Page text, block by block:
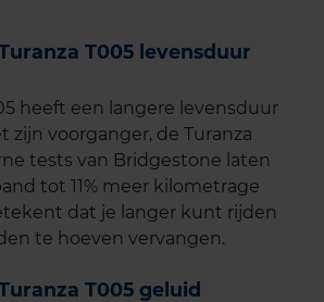
T005 levensduur
heeft een langere levensduur
zijn voorganger, de Turanza
tests van Bridgestone laten
tot 11% meer kilometrage
dat je langer kunt rijden
te hoeven vervangen.
T005 geluid